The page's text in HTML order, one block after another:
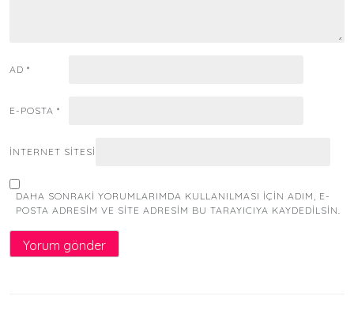
AD *
E-POSTA *
İNTERNET SITESI
DAHA SONRAKI YORUMLARIMDA KULLANILMASI IÇIN ADIM, E-
POSTA ADRESIM VE SITE ADRESIM BU TARAYICIYA KAYDEDILSIN.